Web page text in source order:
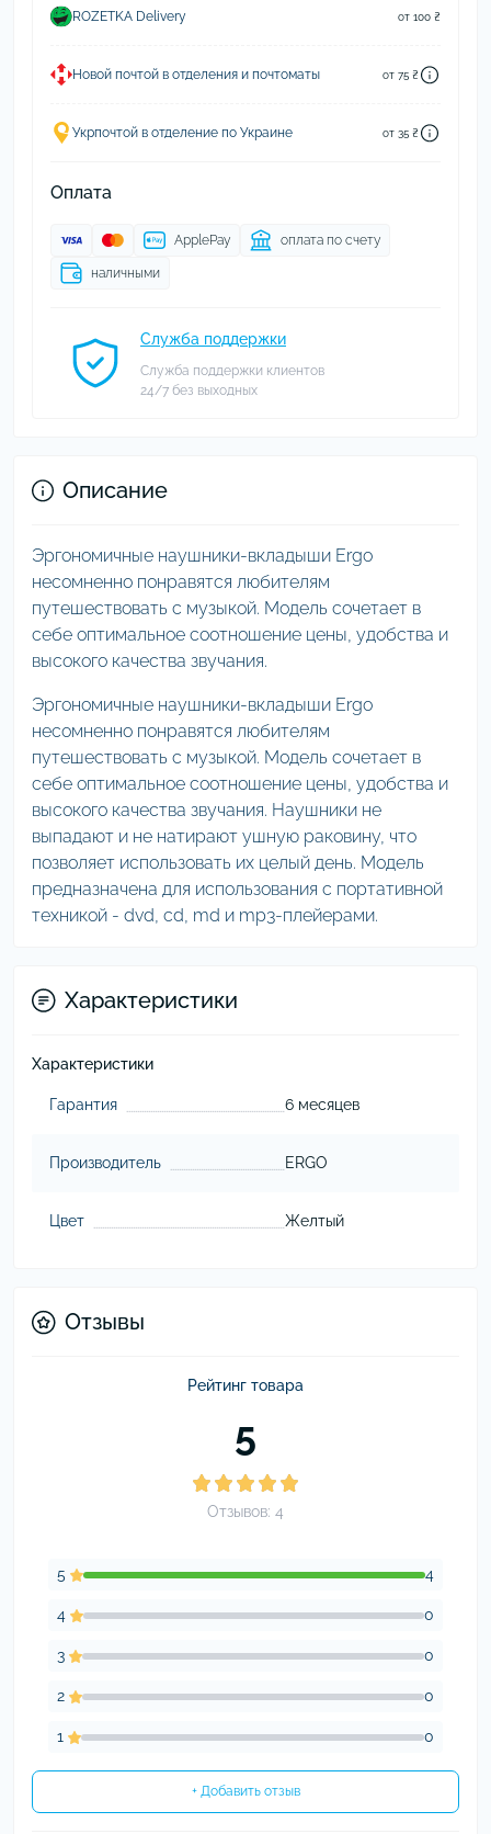
ROZETKA Delivery от 100 ₴
Новой почтой в отделения и почтоматы от 75 ₴
Укрпочтой в отделение по Украине от 35 ₴
Оплата
ApplePay оплата по счету
наличными
Служба поддержки
Служба поддержки клиентов
24/7 без выходных
Описание
Эргономичные наушники-вкладыши Ergo
несомненно понравятся любителям
путешествовать с музыкой. Модель сочетает в
себе оптимальное соотношение цены, удобства и
высокого качества звучания.
Эргономичные наушники-вкладыши Ergo
несомненно понравятся любителям
путешествовать с музыкой. Модель сочетает в
себе оптимальное соотношение цены, удобства и
высокого качества звучания. Наушники не
выпадают и не натирают ушную раковину, что
позволяет использовать их целый день. Модель
предназначена для использования с портативной
техникой - dvd, cd, md и mp3-плейерами.
Характеристики
Характеристики
Гарантия 6 месяцев
Производитель ERGO
Цвет Желтый
Отзывы
Рейтинг товара
5
Отзывов: 4
5 4
4 0
3 0
2 0
1 0
+ Добавить отзыв